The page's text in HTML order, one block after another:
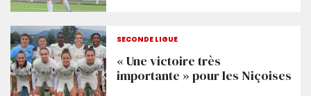
SECONDE LIGUE
« Une victoire très
importante » pour les Niçoises